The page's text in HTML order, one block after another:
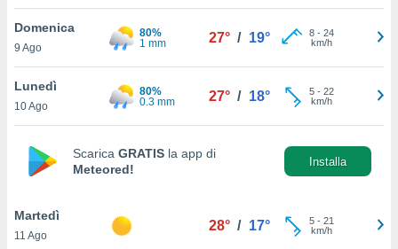
il
un
la
nella
Domenica
9 Ago
80%
1 mm
27° / 19° 8- 24
km/h
Lunedì
10 Ago
80%
0.3 mm
27° / 18° 5- 22
km/h
Scarica GRATIS la app di
Meteored!
Installa
Martedì
11 Ago
28° / 17° 5- 21
km/h